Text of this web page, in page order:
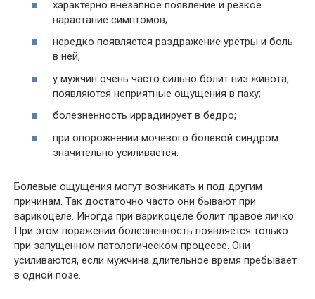
характерно внезапное появление и резкое
нарастание симптомов;
нередко появляется раздражение уретры и боль
в ней;
у мужчин очень часто сильно болит низ живота,
появляются неприятные ощущения в паху;
болезненность иррадиирует в бедро;
при опорожнении мочевого болевой синдром
значительно усиливается.
Болевые ощущения могут возникать и под другим
причинам. Так достаточно часто они бывают при
варикоцеле. Иногда при варикоцеле болит правое яичко.
При этом поражении болезненность появляется только
при запущенном патологическом процессе. Они
усиливаются, если мужчина длительное время пребывает
в одной позе.